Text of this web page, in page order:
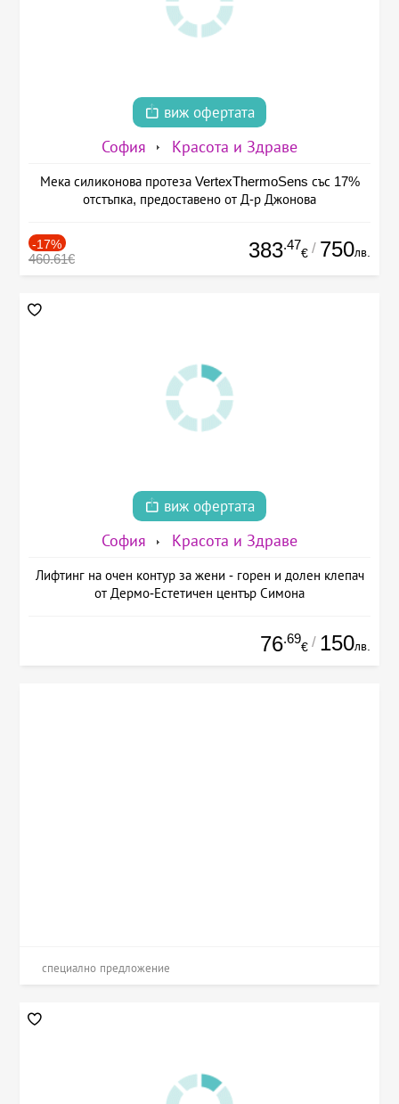
виж офертата
София Красота и Здраве
Мека силиконова протеза VertexThermoSens със 17%
отстъпка, предоставено от Д-р Джонова
-17%
460.61€ 383.47
€ / 750лв.
виж офертата
София Красота и Здраве
Лифтинг на очен контур за жени - горен и долен клепач
от Дермо-Естетичен център Симона
76.69
€ / 150лв.
специално предложение